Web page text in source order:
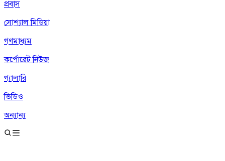
প্রবাস
সোশ্যাল মিডিয়া
গণমাধ্যম
কর্পোরেট নিউজ
গ্যালারি
ভিডিও
অন্যান্য